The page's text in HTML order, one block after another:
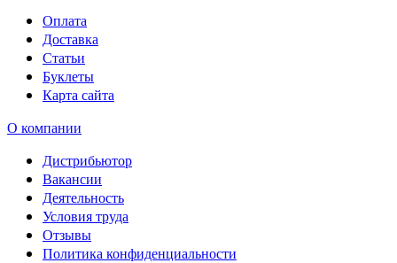
Оплата
Доставка
Статьи
Буклеты
Карта сайта
О компании
Дистрибьютор
Вакансии
Деятельность
Условия труда
Отзывы
Политика конфиденциальности